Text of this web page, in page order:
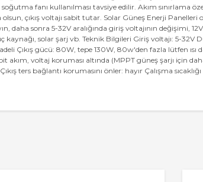
fanı kullanılması tavsiye edilir. Akım
çıkış voltajı sabit tutar. Solar Güneş Enerji
daha sonra 5-32V aralığında giriş voltajının
solar şarj vb. Teknik Bilgileri Giriş voltajı: 5-32V
Çıkış gücü: 80W, tepe 130W, 80w'den fazla lütfen
akım, voltaj koruması altında (MPPT güneş şarjı için
ters bağlantı korumasını önler: hayır Çalışma